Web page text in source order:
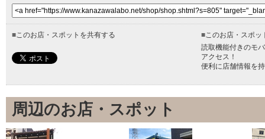
■このお店・スポットを共有する ■このお店・スポッ
読取機能付きのモ
アクセス！
便利に店舗情報を
周辺のお店・スポット